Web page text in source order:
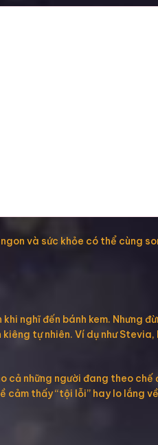
và sức khỏe có thể cùng
nghĩ đến bánh kem. Nhưng
tự nhiên. Ví dụ như
những người đang theo chế
thấy “tội lỗi” hay lo lắng